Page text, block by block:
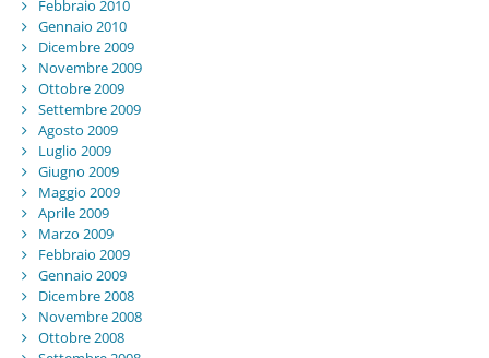
Febbraio 2010
Gennaio 2010
Dicembre 2009
Novembre 2009
Ottobre 2009
Settembre 2009
Agosto 2009
Luglio 2009
Giugno 2009
Maggio 2009
Aprile 2009
Marzo 2009
Febbraio 2009
Gennaio 2009
Dicembre 2008
Novembre 2008
Ottobre 2008